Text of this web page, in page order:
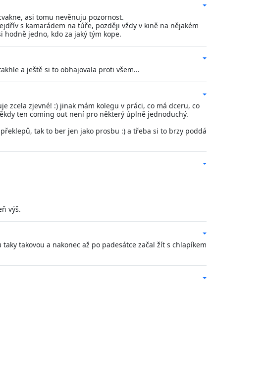
asi tomu nevěnuju pozornost.
s kamarádem na túře, později vždy v kině na nějakém
jedno, kdo za jaký tým kope.
a ještě si to obhajovala proti všem...
zcela zjevné! :) jinak mám kolegu v práci, co má dceru, co
ten coming out není pro některý úplně jednoduchý.
tak to ber jen jako prosbu :) a třeba si to brzy poddá
výš.
takovou a nakonec až po padesátce začal žít s chlapíkem